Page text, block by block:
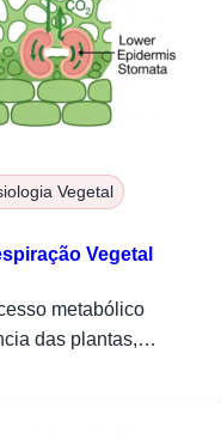
Vegetal
Vegetal
metabólico
das plantas,